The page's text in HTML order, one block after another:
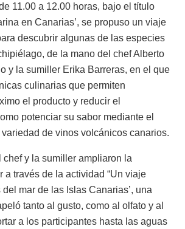
11.00 a 12.00 horas, bajo el título
en Canarias’, se propuso un viaje
descubrir algunas de las especies
de la mano del chef Alberto
y la sumiller Erika Barreras, en el que
culinarias que permiten
el producto y reducir el
potenciar su sabor mediante el
de vinos volcánicos canarios.
chef y la sumiller ampliaron la
a través de la actividad “Un viaje
mar de las Islas Canarias’, una
tanto al gusto, como al olfato y al
a los participantes hasta las aguas